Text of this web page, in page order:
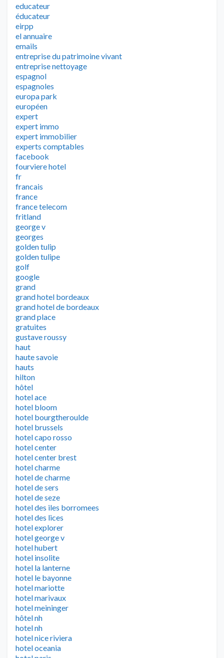
educateur
éducateur
eirpp
el annuaire
emails
entreprise du patrimoine vivant
entreprise nettoyage
espagnol
espagnoles
europa park
européen
expert
expert immo
expert immobilier
experts comptables
facebook
fourviere hotel
fr
francais
france
france telecom
fritland
george v
georges
golden tulip
golden tulipe
golf
google
grand
grand hotel bordeaux
grand hotel de bordeaux
grand place
gratuites
gustave roussy
haut
haute savoie
hauts
hilton
hôtel
hotel ace
hotel bloom
hotel bourgtheroulde
hotel brussels
hotel capo rosso
hotel center
hotel center brest
hotel charme
hotel de charme
hotel de sers
hotel de seze
hotel des iles borromees
hotel des lices
hotel explorer
hotel george v
hotel hubert
hotel insolite
hotel la lanterne
hotel le bayonne
hotel mariotte
hotel marivaux
hotel meininger
hôtel nh
hotel nh
hotel nice riviera
hotel oceania